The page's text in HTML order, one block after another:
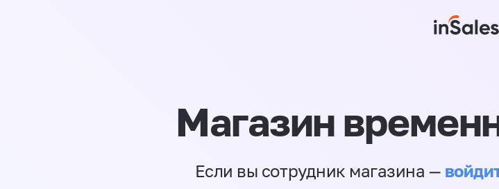
Магазин
Если вы сотрудник магазина —